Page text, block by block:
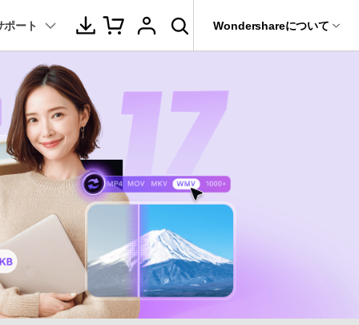
・バックアップ
ソフト
・ファイル修復ソフト
ォン管理ソフト
データ転送ソフト
を守るアプリ
法人様向けお問い合わせ窓口
Wondershareについて
データ復元・転送
Dr.Fone
Recoverit
サポート Wondershareについて
音声/動画
動画・音声変換 > プレーヤー >
動画・音声圧縮 >
動画・音声編集 > 音声をテキストに >
その他の機能 > 録画・録音 >
動画関連のコツ
動画・音楽変換
動画ダウンロード
動画圧縮
もっと見る >>
教育現場で活用
YouTube関連
活用シーン
ポート
バージョン履歴